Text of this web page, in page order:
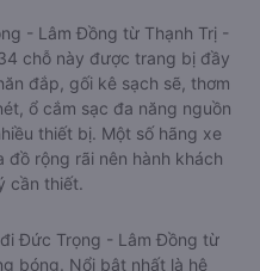
- Lâm Đồng từ Thạnh Trị -
chỗ này được trang bị đầy
đắp, gối kê sạch sẽ, thơm
ổ cắm sạc đa năng nguồn
thiết bị. Một số hãng xe
rộng rãi nên hành khách
cần thiết.
Đức Trọng - Lâm Đồng từ
bóng. Nổi bật nhất là hệ